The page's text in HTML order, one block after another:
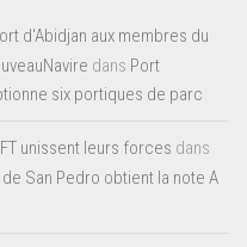
d'Abidjan aux membres du
dans Port
six portiques de parc
unissent leurs forces dans
San Pedro obtient la note A